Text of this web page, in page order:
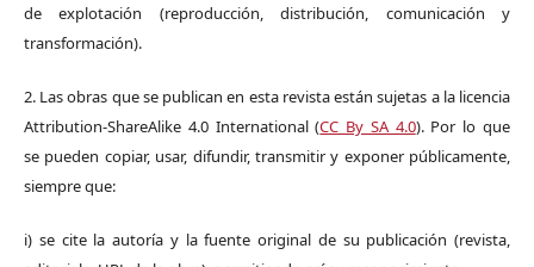
de explotación (reproducción, distribución, comunicación y
transformación).
2. Las obras que se publican en esta revista están sujetas a la licencia
Attribution-ShareAlike 4.0 International (CC By SA 4.0). Por lo que
se pueden copiar, usar, difundir, transmitir y exponer públicamente,
siempre que:
i) se cite la autoría y la fuente original de su publicación (revista,